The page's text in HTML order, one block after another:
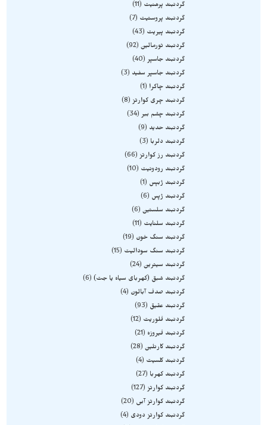
گردنبند پرهنیت
11
گردنبند پروستیت
7
گردنبند پیریت
43
گردنبند تورمالین 92
گردنبند جاسپر 40
گردنبند جاسپر سفید
3
گردنبند چاکرا
1
گردنبند چری کوارتز 8
گردنبند چشم ببر 34
گردنبند حدید
9
گردنبند دلربا
3
گردنبند رز کوارتز 66
گردنبند رودونیت
10
گردنبند ژبپس
1
گردنبند ژپس
6
گردنبند سلستین 6
گردنبند سلنایت
11
گردنبند سنگ خون
19
گردنبند سنگ سودالیت
15
گردنبند سیترین 24
گردنبند شبق (کهربای سیاه یا جت) 6
گردنبند صدف آبالون
4
گردنبند عقیق
93
گردنبند فلوریت
12
گردنبند فیروزه
21
گردنبند کارنلین 28
گردنبند کلسیت
4
گردنبند کهربا
27
گردنبند کوارتز 127
گردنبند کوارتز آبی
20
گردنبند کوارتز دودی
4